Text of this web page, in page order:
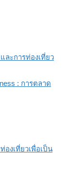
ละการท่องเที่ยว
: การตลาด
องเที่ยวเพื่อเป็น